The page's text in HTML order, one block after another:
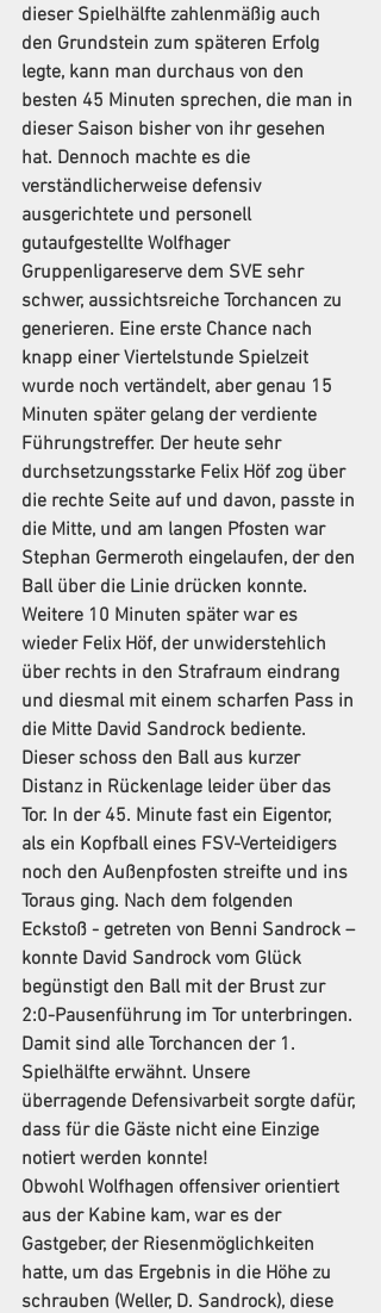
dieser Spielhälfte zahlenmäßig auch
den Grundstein zum späteren Erfolg
legte, kann man durchaus von den
besten 45 Minuten sprechen, die man in
dieser Saison bisher von ihr gesehen
hat. Dennoch machte es die
verständlicherweise defensiv
ausgerichtete und personell
gutaufgestellte Wolfhager
Gruppenligareserve dem SVE sehr
schwer, aussichtsreiche Torchancen zu
generieren. Eine erste Chance nach
knapp einer Viertelstunde Spielzeit
wurde noch vertändelt, aber genau 15
Minuten später gelang der verdiente
Führungstreffer. Der heute sehr
durchsetzungsstarke Felix Höf zog über
die rechte Seite auf und davon, passte in
die Mitte, und am langen Pfosten war
Stephan Germeroth eingelaufen, der den
Ball über die Linie drücken konnte.
Weitere 10 Minuten später war es
wieder Felix Höf, der unwiderstehlich
über rechts in den Strafraum eindrang
und diesmal mit einem scharfen Pass in
die Mitte David Sandrock bediente.
Dieser schoss den Ball aus kurzer
Distanz in Rückenlage leider über das
Tor. In der 45. Minute fast ein Eigentor,
als ein Kopfball eines FSV-Verteidigers
noch den Außenpfosten streifte und ins
Toraus ging. Nach dem folgenden
Eckstoß - getreten von Benni Sandrock –
konnte David Sandrock vom Glück
begünstigt den Ball mit der Brust zur
2:0-Pausenführung im Tor unterbringen.
Damit sind alle Torchancen der 1.
Spielhälfte erwähnt. Unsere
überragende Defensivarbeit sorgte dafür,
dass für die Gäste nicht eine Einzige
notiert werden konnte!
Obwohl Wolfhagen offensiver orientiert
aus der Kabine kam, war es der
Gastgeber, der Riesenmöglichkeiten
hatte, um das Ergebnis in die Höhe zu
schrauben (Weller, D. Sandrock), diese